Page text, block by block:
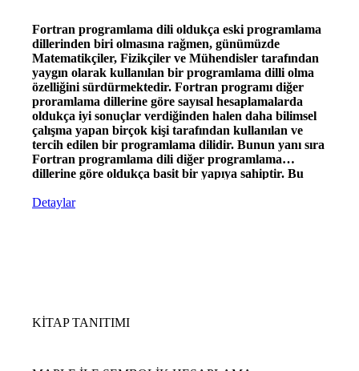
Fortran programlama dili oldukça eski programlama
dillerinden biri olmasına rağmen, günümüzde
Matematikçiler, Fizikçiler ve Mühendisler tarafından
yaygın olarak kullanılan bir programlama dilli olma
özelliğini sürdürmektedir. Fortran programı diğer
proramlama dillerine göre sayısal hesaplamalarda
oldukça iyi sonuçlar verdiğinden halen daha bilimsel
çalışma yapan birçok kişi tarafından kullanılan ve
tercih edilen bir programlama dilidir. Bunun yanı sıra
Fortran programlama dili diğer programlama
dillerine göre oldukça basit bir yapıya sahiptir. Bu
avantajdır. (Arka Kapak)
Detaylar
KİTAP TANITIMI